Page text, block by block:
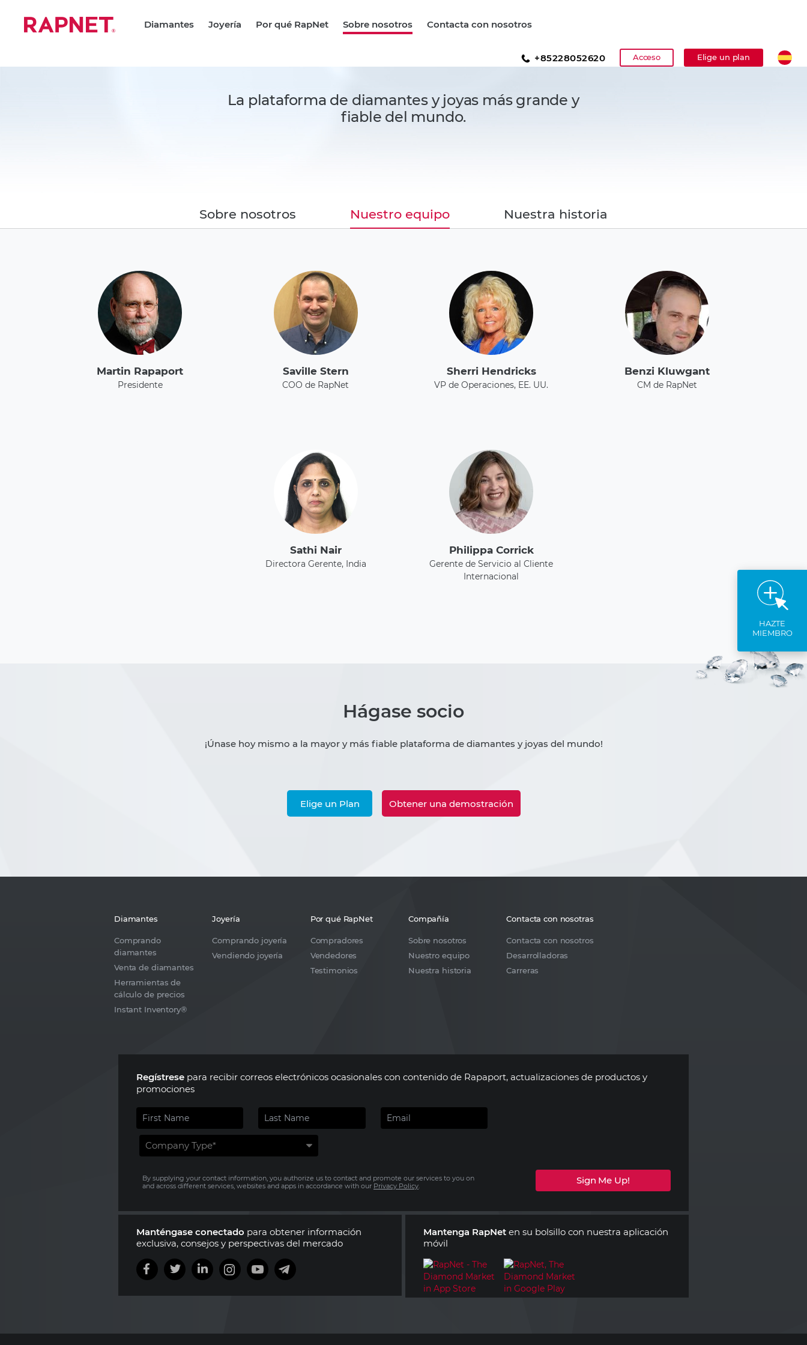
Diamantes
Herramientas de cálculo de precios
Joyería Por qué RapNet Sobre nosotros
Nuestra historia
Contacta con nosotros
Mandanos un mensaje+85228052620 Acceso Elige un plan
La plataforma de diamantes y joyas más grande y
fiable del mundo.
Sobre nosotros Nuestro equipo Nuestra historia
Martin Rapaport
Presidente
Saville Stern
COO de RapNet
Sherri Hendricks
VP de Operaciones, EE. UU.
Benzi Kluwgant
CM de RapNet
Sathi Nair
Directora Gerente, India
Philippa Corrick
Gerente de Servicio al Cliente
Internacional
HAZTE
MIEMBRO
Hágase socio
¡Únase hoy mismo a la mayor y más fiable plataforma de diamantes y joyas del mundo!
Elige un Plan Obtener una demostración
Diamantes
Comprando
diamantes
Venta de diamantes
Herramientas de
cálculo de precios
Instant Inventory®
Joyería
Comprando joyería
Vendiendo joyería
Por qué RapNet
Compradores
Vendedores
Testimonios
Compañía
Sobre nosotros
Nuestro equipo
Nuestra historia
Contacta con nosotras
Contacta con nosotros
Desarrolladoras
Carreras
Regístrese para recibir correos electrónicos ocasionales con contenido de Rapaport, actualizaciones de productos y
promociones
By supplying your contact information, you authorize us to contact and promote our services to you on
and across different services, websites and apps in accordance with our Privacy Policy.
Manténgase conectado para obtener información
exclusiva, consejos y perspectivas del mercado
Mantenga RapNet en su bolsillo con nuestra aplicación
móvil